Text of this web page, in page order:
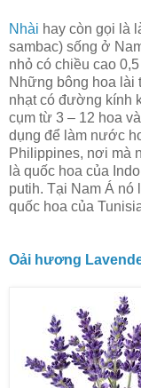
Nhài hay còn gọi là
sambac) sống ở
nhỏ có chiều cao
Những bông hoa lài
nhạt có đường kính
cụm từ 3 – 12 hoa
dụng để làm nước
Philippines, nơi mà
là quốc hoa của
putih. Tại Nam Á nó
quốc hoa của
Oải hương